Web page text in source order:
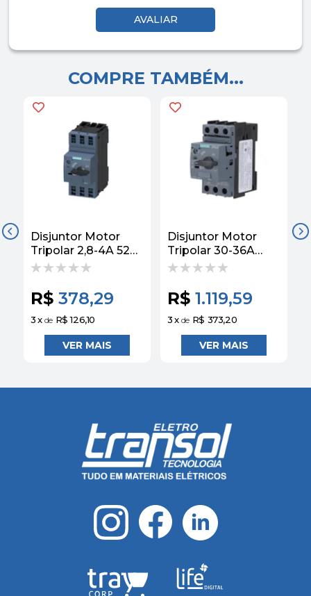
COMPRE TAMBÉM...
Disjuntor Motor
Tripolar 2,8-4A 52A
6KA 3RVCA
Siemens
R$ 378,29
3x de R$ 126,10
Disjuntor Motor
Tripolar 30-36A
432A 3KA S0
3RV20214PA10
Siemens
R$ 1.119,59
3x de R$ 373,20